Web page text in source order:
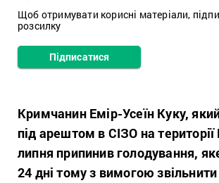
Щоб отримувати корисні матеріали,
розсилку
Підписатися
Кримчанин Емір-Усеїн Куку,
під арештом в СІЗО на території
липня припинив голодування,
24 дні тому з вимогою звільнити